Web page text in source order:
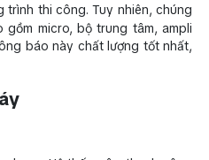
thi công. Tuy nhiên, chúng
micro, bộ trung tâm, ampli
báo này chất lượng tốt nhất,